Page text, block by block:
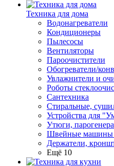
Техника для дома
Водонагреватели
Кондиционеры
Пылесосы
Вентиляторы
Пароочистители
Обогреватели/
Увлажнители и
Роботы
Сантехника
Стиральные,
Устройства для
Утюги,
Швейные машины
Держатели,
Ещё 10